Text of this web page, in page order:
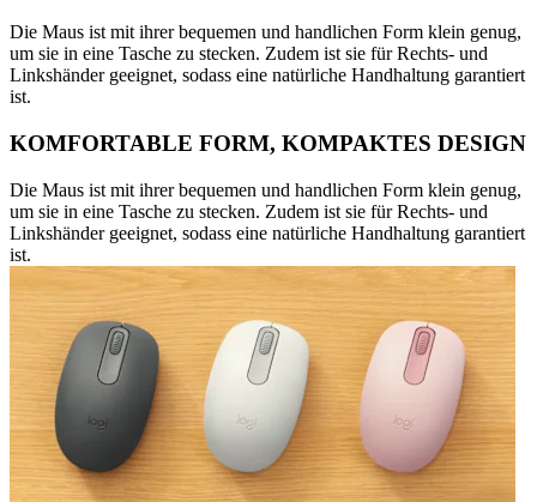
Die Maus ist mit ihrer bequemen und handlichen Form klein genug,
um sie in eine Tasche zu stecken. Zudem ist sie für Rechts- und
Linkshänder geeignet, sodass eine natürliche Handhaltung garantiert
ist.
KOMFORTABLE FORM, KOMPAKTES DESIGN
Die Maus ist mit ihrer bequemen und handlichen Form klein genug,
um sie in eine Tasche zu stecken. Zudem ist sie für Rechts- und
Linkshänder geeignet, sodass eine natürliche Handhaltung garantiert
ist.